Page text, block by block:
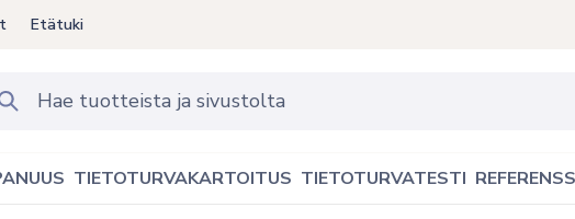
Etätuki
TIETOTURVAKARTOITUS TIETOTURVATESTI